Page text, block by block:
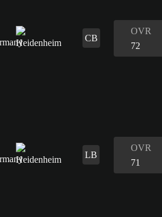
CB
OVR
72
LB
OVR
71